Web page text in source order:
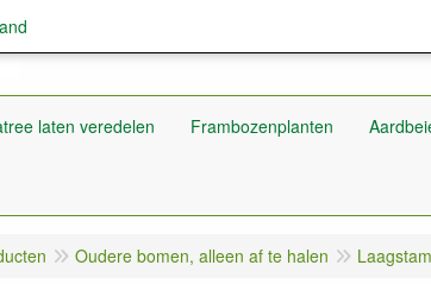
laten veredelen Frambozenplanten
Oudere bomen, alleen af te halen